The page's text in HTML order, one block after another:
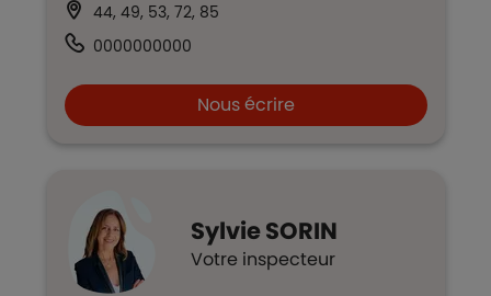
44, 49, 53, 72, 85
0000000000
Nous écrire
SylvieSORIN
Votre inspecteur